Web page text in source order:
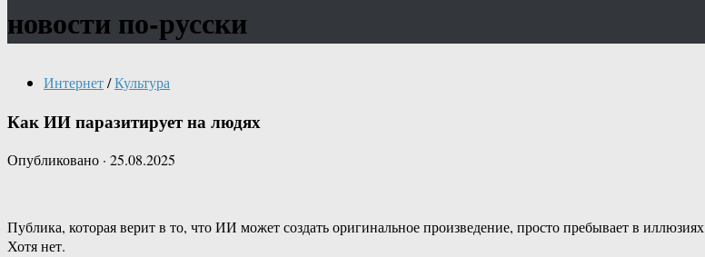
новости по-русски
Интернет/Культура
Как ИИ паразитирует на людях
Опубликовано · 25.08.2025
Публика, которая верит в то, что ИИ может создать оригинальное произведение, просто пребывает в
Хотя нет.